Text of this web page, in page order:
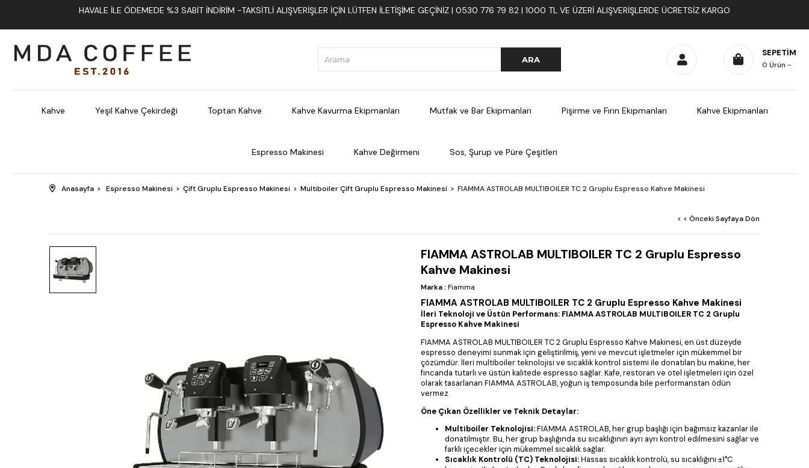
HAVALE İLE ÖDEMEDE %3 SABIT İNDIRIM -TAKSITLI ALIŞVERIŞLER İÇIN LÜTFEN ILETIŞIME GEÇINIZ | 0530 776 79 82 | 1000 TL VE ÜZERI ALIŞVERIŞLERDE ÜCRETSIZ KARGO
SEPETIM
0 Ürün
Kahve Yeşil Kahve Çekirdeği Toptan Kahve Kahve Kavurma Ekipmanları Mutfak ve Bar Ekipmanları Pişirme ve Fırın Ekipmanları Kahve Ekipmanları
Espresso Makinesi Kahve Değirmeni Sos, Şurup ve Püre Çeşitleri
Anasayfa Espresso Makinesi Çift Gruplu Espresso Makinesi Multiboiler Çift Gruplu Espresso Makinesi FIAMMA ASTROLAB MULTIBOILER TC 2 Gruplu Espresso Kahve Makinesi
< < Önceki Sayfaya Dön
FIAMMA ASTROLAB MULTIBOILER TC 2 Gruplu Espresso
Kahve Makinesi
Marka: Fiamma
FIAMMA ASTROLAB MULTIBOILER TC 2 Gruplu Espresso Kahve Makinesi
İleri Teknoloji ve Üstün Performans: FIAMMA ASTROLAB MULTIBOILER TC 2 Gruplu
Espresso Kahve Makinesi
FIAMMA ASTROLAB MULTIBOILER TC 2 Gruplu Espresso Kahve Makinesi, en üst düzeyde
espresso deneyimi sunmak için geliştirilmiş, yeni ve mevcut işletmeler için mükemmel bir
çözümdür. İleri multiboiler teknolojisi ve sıcaklık kontrol sistemi ile donatılan bu makine, her
fincanda tutarlı ve üstün kalitede espresso sağlar. Kafe, restoran ve otel işletmeleri için özel
olarak tasarlanan FIAMMA ASTROLAB, yoğun iş temposunda bile performanstan ödün
vermez.
Öne Çıkan Özellikler ve Teknik Detaylar:
Multiboiler Teknolojisi:FIAMMA ASTROLAB, her grup başlığı için bağımsız kazanlar ile
donatılmıştır. Bu, her grup başlığında su sıcaklığının ayrı ayrı kontrol edilmesini sağlar ve
farklı içecekler için mükemmel sıcaklık sağlar.
Sıcaklık Kontrolü (TC) Teknolojisi:Hassas sıcaklık kontrolü, su sıcaklığını ±1°C